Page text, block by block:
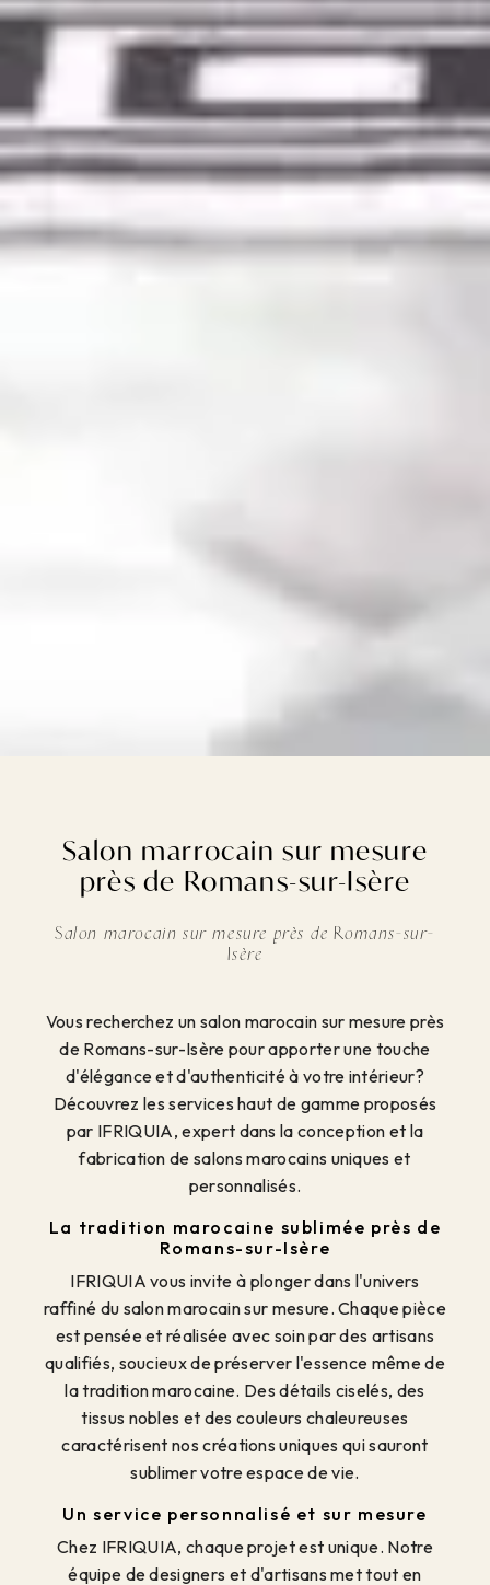
Salon marrocain sur mesure
près de Romans-sur-Isère
Salon marocain sur mesure près de Romans-sur-
Isère
Vous recherchez un salon marocain sur mesure près
de Romans-sur-Isère pour apporter une touche
d'élégance et d'authenticité à votre intérieur?
Découvrez les services haut de gamme proposés
par IFRIQUIA, expert dans la conception et la
fabrication de salons marocains uniques et
personnalisés.
La tradition marocaine sublimée près de
Romans-sur-Isère
IFRIQUIA vous invite à plonger dans l'univers
raffiné du salon marocain sur mesure. Chaque pièce
est pensée et réalisée avec soin par des artisans
qualifiés, soucieux de préserver l'essence même de
la tradition marocaine. Des détails ciselés, des
tissus nobles et des couleurs chaleureuses
caractérisent nos créations uniques qui sauront
sublimer votre espace de vie.
Un service personnalisé et sur mesure
Chez IFRIQUIA, chaque projet est unique. Notre
équipe de designers et d'artisans met tout en